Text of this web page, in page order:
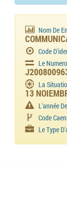
Nom De
Code
Le
La
13
L'année
Code
Le Type